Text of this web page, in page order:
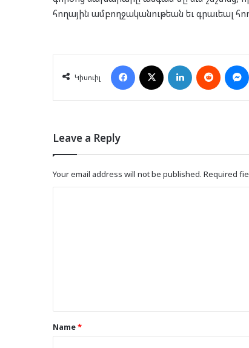
հողային ամբողջականութեան եւ գրաւեալ
Կիսուիլ
Facebook LinkedIn Reddit
Leave a Reply
Your email address will not be published. Required
*Name*